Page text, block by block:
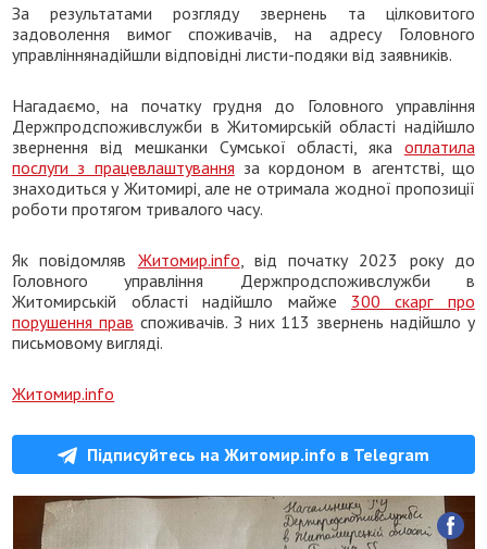
За результатами розгляду звернень та цілковитого
задоволення вимог споживачів, на адресу Головного
управліннянадійшли відповідні листи-подяки від заявників.
Нагадаємо, на початку грудня до Головного управління
Держпродспоживслужби в Житомирській області надійшло
звернення від мешканки Сумської області, яка оплатила
послуги з працевлаштування за кордоном в агентстві, що
знаходиться у Житомирі, але не отримала жодної пропозиції
роботи протягом тривалого часу.
Як повідомляв Житомир.info , від початку 2023 року до
Головного управління Держпродспоживслужби в
Житомирській області надійшло майже 300 скарг про
порушення прав споживачів. З них 113 звернень надійшло у
письмовому вигляді.
Житомир.info
Підписуйтесь на Житомир.info в Telegram